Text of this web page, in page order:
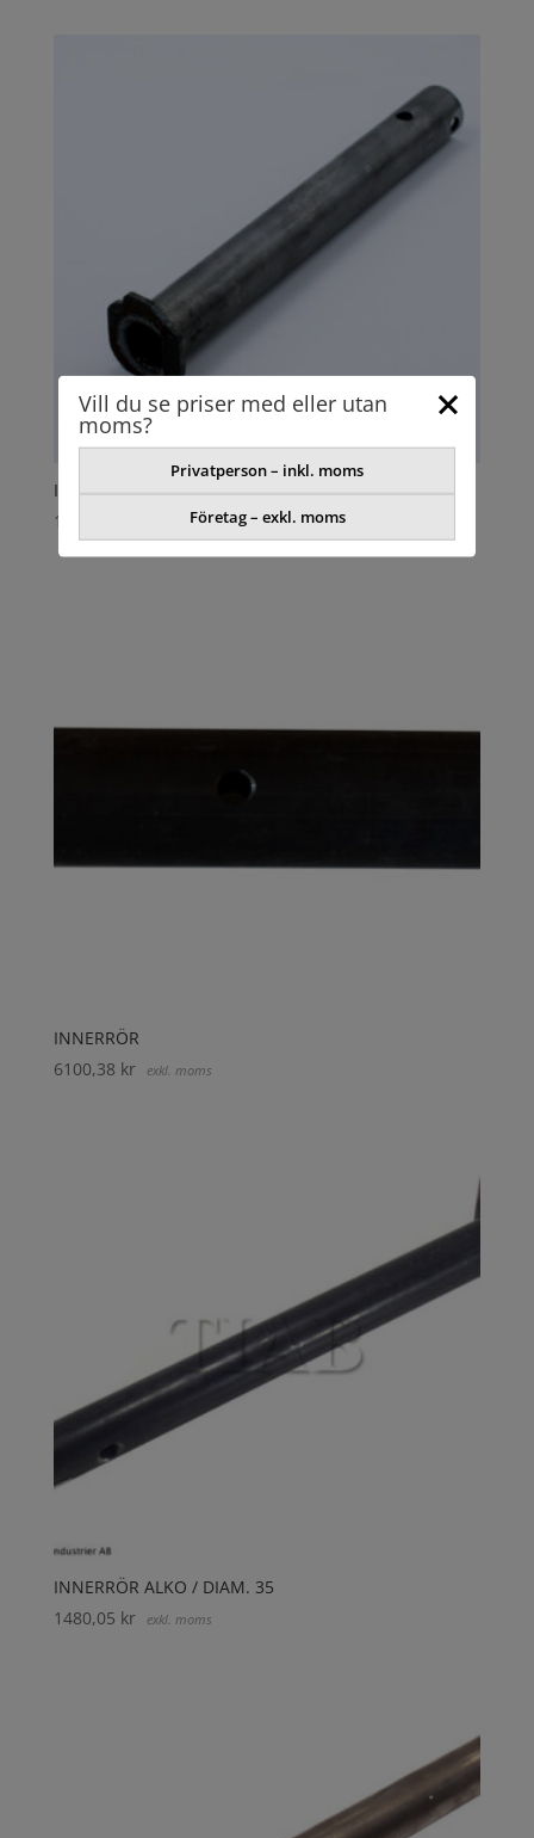
INNERRÖR
1166,88
exkl. moms
INNERRÖR
6100,38 kr exkl. moms
INNERRÖR ALKO / DIAM. 35
1480,05 kr exkl. moms
Vill du se priser med eller utan
moms?
Privatperson – inkl. moms
Företag – exkl. moms